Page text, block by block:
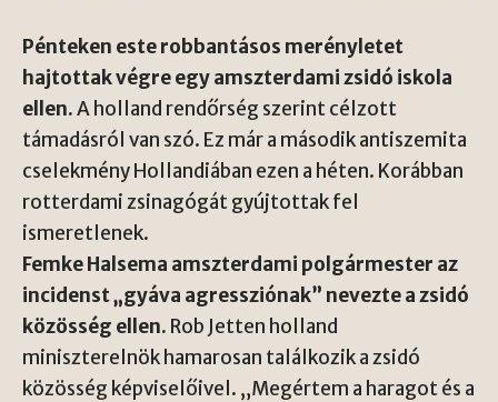
Pénteken este robbantásos merényletet
hajtottak végre egy amszterdami zsidó iskola
ellen.A holland rendőrség szerint célzott
támadásról van szó. Ez már a második antiszemita
cselekmény Hollandiában ezen a héten. Korábban
rotterdami zsinagógát gyújtottak fel
ismeretlenek.
Femke Halsema amszterdami polgármester az
incidenst „gyáva agressziónak” nevezte a zsidó
közösség ellen. Rob Jetten holland
miniszterelnök hamarosan találkozik a zsidó
közösség képviselőivel. „Megértem a haragot és a